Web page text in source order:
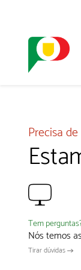
Precisa
Tem
Nós temos
Tirar dúvidas